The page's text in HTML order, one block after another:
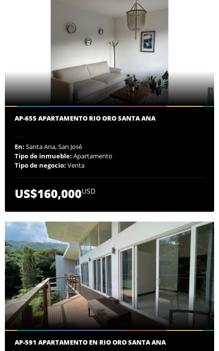
AP-655 APARTAMENTO RIO ORO SANTA ANA
En: Santa Ana, San José
Tipo de inmueble: Apartamento
Tipo de negocio: Venta
US$160,000USD
AP-591 APARTAMENTO EN RIO ORO SANTA ANA